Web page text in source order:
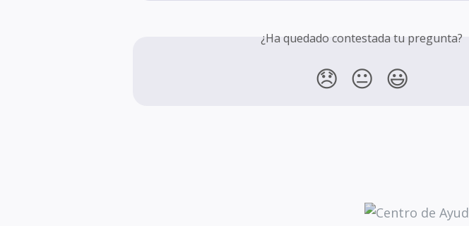
¿Ha quedado contestada tu pregunta?
😞 😐 😃